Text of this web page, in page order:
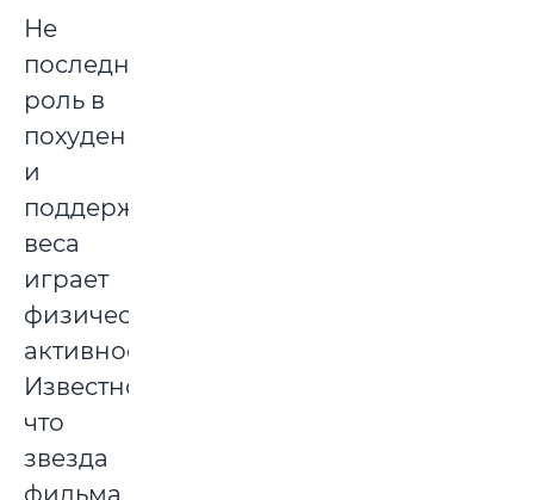
Не
последнюю
роль в
похудении
и
поддержании
веса
играет
физическая
активность.
Известно,
что
звезда
фильма